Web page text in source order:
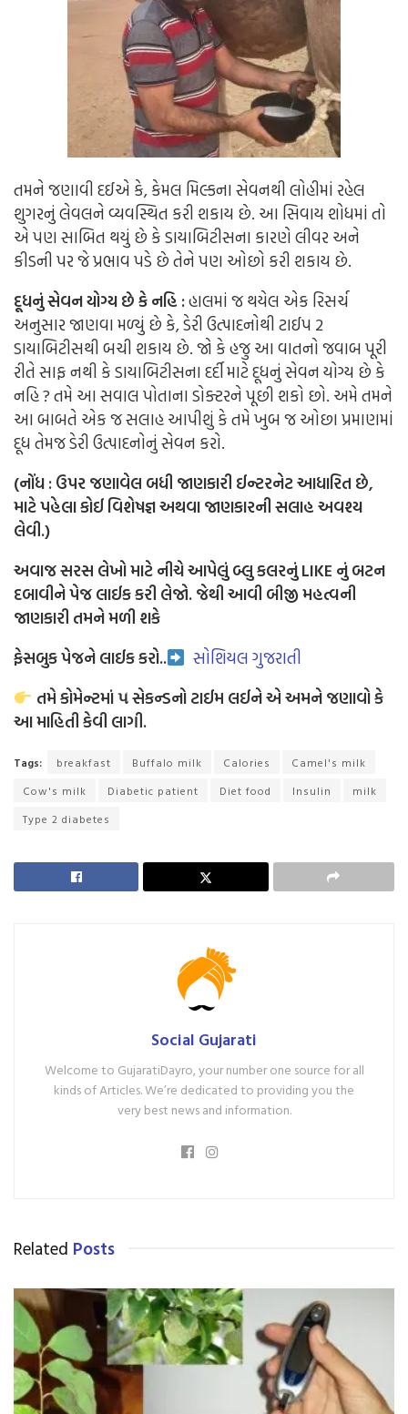
તમને જણાવી દઈએ કે, કેમલ મિલ્કના સેવનથી લોહીમાં રહેલ
શુગરનું લેવલને વ્યવસ્થિત કરી શકાય છે. આ સિવાય શોધમાં તો
એ પણ સાબિત થયું છે કે ડાયાબિટીસના કારણે લીવર અને
કીડની પર જે પ્રભાવ પડે છે તેને પણ ઓછો કરી શકાય છે.
દૂધનું સેવન યોગ્ય છે કે નહિ :હાલમાં જ થયેલ એક રિસર્ચ
અનુસાર જાણવા મળ્યું છે કે, ડેરી ઉત્પાદનોથી ટાઈપ 2
ડાયાબિટીસથી બચી શકાય છે. જો કે હજુ આ વાતનો જવાબ પૂરી
રીતે સાફ નથી કે ડાયાબિટીસના દર્દી માટે દૂધનું સેવન યોગ્ય છે કે
નહિ ? તમે આ સવાલ પોતાના ડોક્ટરને પૂછી શકો છો. અમે તમને
આ બાબતે એક જ સલાહ આપીશું કે તમે ખુબ જ ઓછા પ્રમાણમાં
દૂધ તેમજ ડેરી ઉત્પાદનોનું સેવન કરો.
(નોંધ : ઉપર જણાવેલ બધી જાણકારી ઈન્ટરનેટ આધારિત છે,
માટે પહેલા કોઈ વિશેષજ્ઞ અથવા જાણકારની સલાહ અવશ્ય
લેવી.)
અવાજ સરસ લેખો માટેનીચે આપેલું બ્લુ કલરનું LIKE નું બટન
દબાવીને પેજ લાઈક કરી લેજો. જેથી આવી બીજી મહત્વની
જાણકારી તમને મળી શકે
ફેસબુક પેજને લાઈક કરો..
સોશિયલ ગુજરાતી
તમે કોમેન્ટમાં ૫ સેકન્ડનો ટાઈમ લઈને એ અમને જણાવો કે
આ માહિતી કેવી લાગી.
Tags: breakfast Buffalo milk Calories
Camel's milk
Cow's milk
Diabetic patient Diet food Insulin
milk
Type 2 diabetes
Social Gujarati
Welcome to GujaratiDayro, your number one source for all
kinds of Articles. We’re dedicated to providing you the
very best news and information.
Related Posts